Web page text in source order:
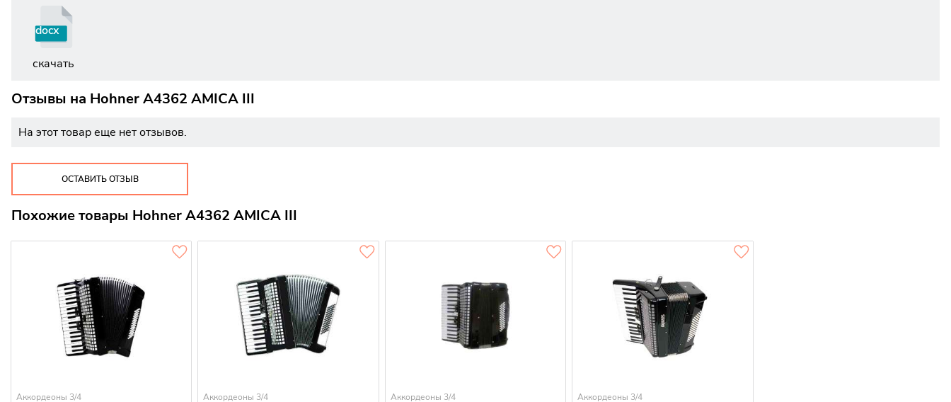
docx
скачать
Отзывы на Hohner A4362 AMICA III
На этот товар еще нет отзывов.
ОСТАВИТЬ ОТЗЫВ
Похожие товары Hohner A4362 AMICA III
Аккордеоны 3/4 Аккордеоны 3/4 Аккордеоны 3/4 Аккордеоны 3/4